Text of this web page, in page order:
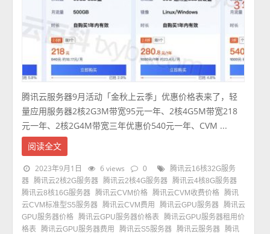
腾讯云服务器9月活动「金秋上云季」优惠价格表来了，轻
量应用服务器2核2G3M带宽95元一年、2核4G5M带宽218
元一年、2核2G4M带宽三年优惠价540元一年、CVM ...
阅读全文
2023年9月1日 6 views 0
腾讯云16核32G服务
器 腾讯云2核2G服务器 腾讯云2核4G服务器 腾讯云4核8G服务器
腾讯云8核16G服务器 腾讯云CVM价格 腾讯云CVM收费价格 腾讯
云CVM标准型S5服务器 腾讯云CVM费用 腾讯云GPU服务器 腾讯云
GPU服务器价格 腾讯云GPU服务器价格表
腾讯云GPU服务器租用价
格表
腾讯云GPU服务器费用 腾讯云S5服务器 腾讯云服务器 腾讯